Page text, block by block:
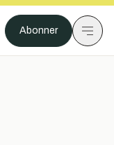
Abonner